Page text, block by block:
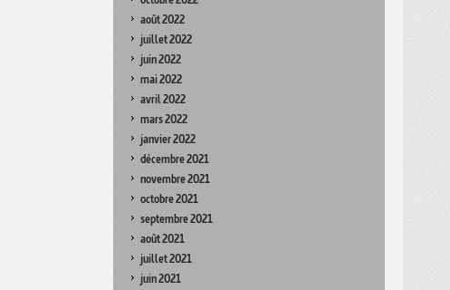
août 2022
juillet 2022
juin 2022
mai 2022
avril 2022
mars 2022
janvier 2022
décembre 2021
novembre 2021
octobre 2021
septembre 2021
août 2021
juillet 2021
juin 2021